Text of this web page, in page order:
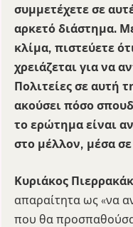
συμμετέχετε σε
αρκετό διάστημα.
κλίμα, πιστεύετε
χρειάζεται για να
Πολιτείες σε αυτή
ακούσει πόσο
το ερώτημα είναι
στο μέλλον, μέσα
Κυριάκος
απαραίτητα ως «να
που θα